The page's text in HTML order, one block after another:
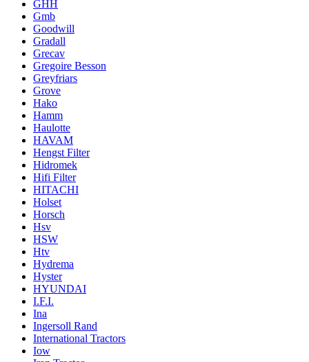
GHH
Gmb
Goodwill
Gradall
Grecav
Gregoire Besson
Greyfriars
Grove
Hako
Hamm
Haulotte
HAVAM
Hengst Filter
Hidromek
Hifi Filter
HITACHI
Holset
Horsch
Hsv
HSW
Htv
Hydrema
Hyster
HYUNDAI
I.F.I.
Ina
Ingersoll Rand
International Tractors
Iow